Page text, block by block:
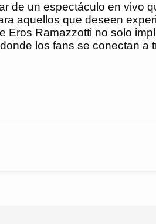
de un espectáculo en vivo
aquellos que deseen
Ramazzotti no solo
los fans se conectan a